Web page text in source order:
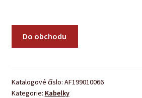
Do obchodu
Katalogové číslo: AF199010066
Kategorie: Kabelky